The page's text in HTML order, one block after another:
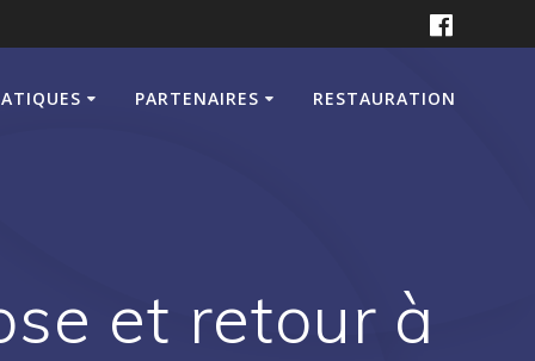
PARTENAIRES RESTAURATION
et retour à